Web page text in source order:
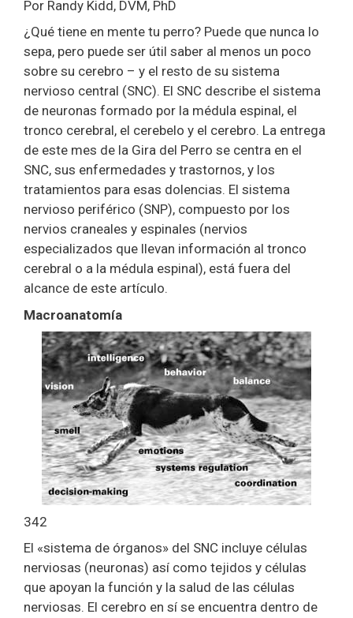
Por Randy Kidd, DVM, PhD
¿Qué tiene en mente tu perro? Puede que nunca lo
sepa, pero puede ser útil saber al menos un poco
sobre su cerebro – y el resto de su sistema
nervioso central (SNC). El SNC describe el sistema
de neuronas formado por la médula espinal, el
tronco cerebral, el cerebelo y el cerebro. La entrega
de este mes de la Gira del Perro se centra en el
SNC, sus enfermedades y trastornos, y los
tratamientos para esas dolencias. El sistema
nervioso periférico (SNP), compuesto por los
nervios craneales y espinales (nervios
especializados que llevan información al tronco
cerebral o a la médula espinal), está fuera del
alcance de este artículo.
Macroanatomía
342
El «sistema de órganos» del SNC incluye células
nerviosas (neuronas) así como tejidos y células
que apoyan la función y la salud de las células
nerviosas. El cerebro en sí se encuentra dentro de